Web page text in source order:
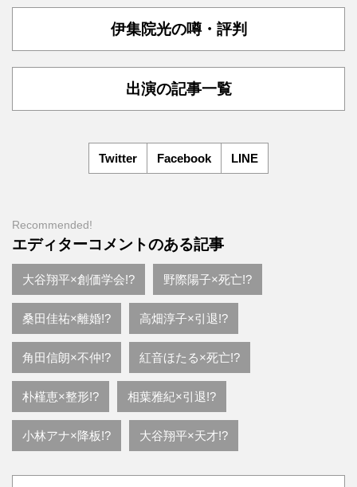
伊集院光の噂・評判
出演の記事一覧
Twitter Facebook LINE
Recommended!
エディターコメントのある記事
大谷翔平×創価学会!? 野際陽子×死亡!?
桑田佳祐×離婚!? 高畑淳子×引退!?
角田信朗×不仲!? 紅音ほたる×死亡!?
朴槿恵×整形!? 相葉雅紀×引退!?
小林アナ×降板!? 大谷翔平×天才!?